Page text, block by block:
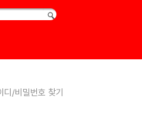
/비밀번호 찾기